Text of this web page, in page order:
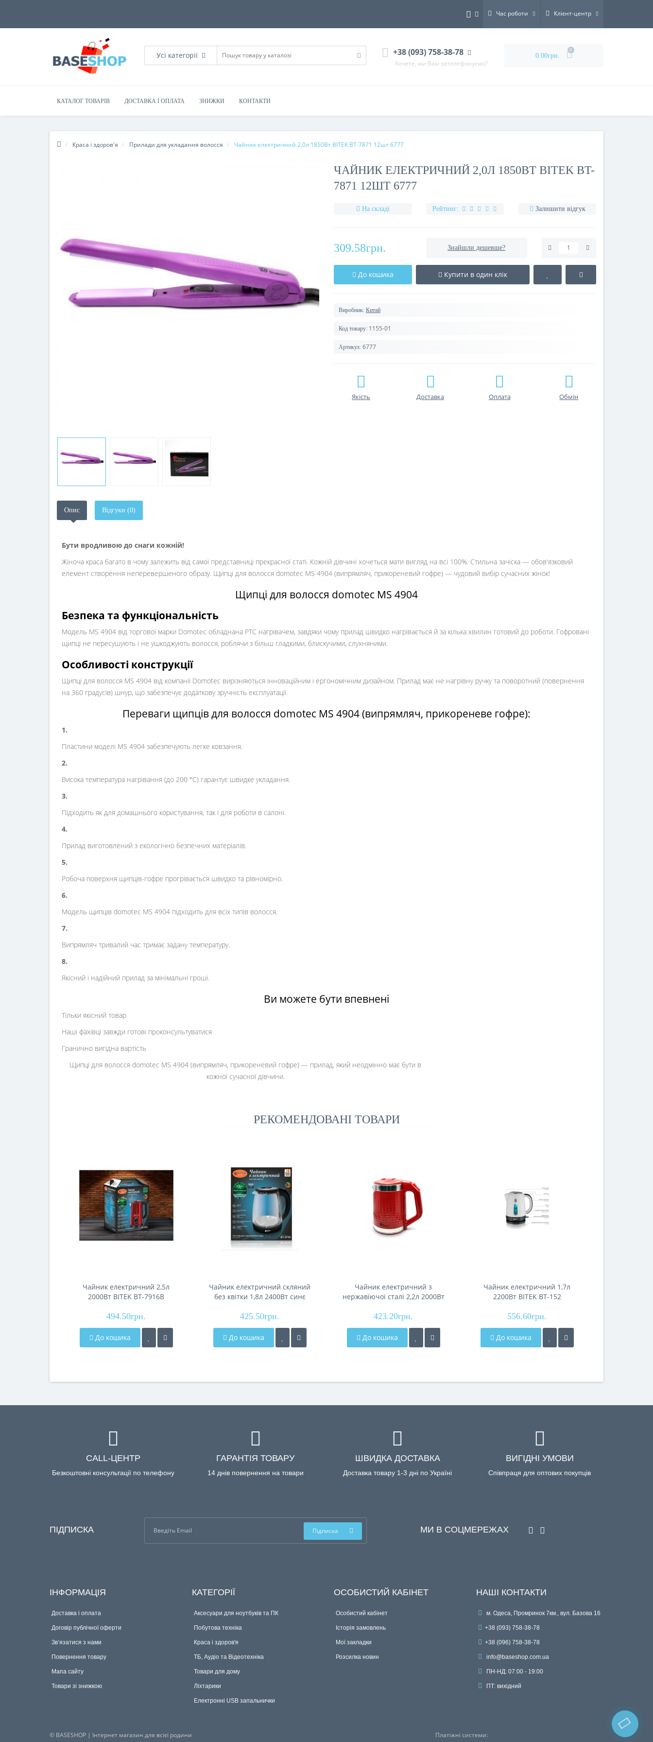
Час роботи Клієнт-центр
Усі категорії +38 (093) 758-38-78
Хочете, ми Вам зателефонуємо?
0.00грн.
0
КАТАЛОГ ТОВАРІВ ДОСТАВКА І ОПЛАТА ЗНИЖКИ КОНТАКТИ
Краса і здоров'я Прилади для укладання волосся Чайник електричний 2,0л 1850Вт BITEK BT-7871 12шт 6777
ЧАЙНИК ЕЛЕКТРИЧНИЙ 2,0Л 1850ВТ BITEK BT-
7871 12ШТ 6777
На складі Рейтинг: Залишити відгук
309.58грн. Знайшли дешевше?
До кошика Купити в один клік
Виробник: Китай
Код товару: 1155-01
Артикул: 6777
Якість Доставка Оплата Обмін
Опис Відгуки (0)
Бути вродливою до снаги кожній!
Жіноча краса багато в чому залежить від самої представниці прекрасної статі. Кожній дівчині хочеться мати вигляд на всі 100%. Стильна зачіска — обов'язковий
елемент створення неперевершеного образу. Щипці для волосся domotec MS 4904 (випрямляч, прикореневий гофре) — чудовий вибір сучасних жінок!
Щипці для волосся domotec MS 4904
Безпека та функціональність
Модель MS 4904 від торгової марки Domotec обладнана PTC нагрівачем, завдяки чому прилад швидко нагрівається й за кілька хвилин готовий до роботи. Гофровані
щипці не пересушують і не ушкоджують волосся, роблячи з більш гладкими, блискучими, слухняними.
Особливості конструкції
Щипці для волосся MS 4904 від компанії Domotec вирізняються інноваційним і ергономічним дизайном. Прилад має не нагрівну ручку та поворотний (повернення
на 360 градусів) шнур, що забезпечує додаткову зручність експлуатації.
Переваги щипців для волосся domotec MS 4904 (випрямляч, прикореневе гофре):
1.
Пластини моделі MS 4904 забезпечують легке ковзання.
2.
Висока температура нагрівання (до 200 °C) гарантує швидке укладання.
3.
Підходить як для домашнього користування, так і для роботи в салоні.
4.
Прилад виготовлений з екологічно безпечних матеріалів.
5.
Робоча поверхня щипців-гофре прогрівається швидко та рівномірно.
6.
Модель щипців domotec MS 4904 підходить для всіх типів волосся.
7.
Випрямляч тривалий час тримає задану температуру.
8.
Якісний і надійний прилад за мінімальні гроші.
Ви можете бути впевнені
Тільки якісний товар
Наші фахівці завжди готові проконсультуватися
Гранично вигідна вартість
Щипці для волосся domotec MS 4904 (випрямляч, прикореневий гофре) — прилад, який неодмінно має бути в
кожної сучасної дівчини.
РЕКОМЕНДОВАНІ ТОВАРИ
Чайник електричний 2,5л
2000Вт BITEK BT-7916B
494.50грн.
До кошика
Чайник електричний скляний
без квітки 1,8л 2400Вт синє
3110
425.50грн.
До кошика
Чайник електричний з
нержавіючої сталі 2,2л 2000Вт
423.20грн.
До кошика
Чайник електричний 1,7л
2200Вт BITEK BT-152
556.60грн.
До кошика
CALL-ЦЕНТР
Безкоштовні консультації по телефону
ГАРАНТІЯ ТОВАРУ
14 днів повернення на товари
ШВИДКА ДОСТАВКА
Доставка товару 1-3 дні по Україні
ВИГІДНІ УМОВИ
Співпраця для оптових покупців
ПІДПИСКА Підписка МИ В СОЦМЕРЕЖАХ
ІНФОРМАЦІЯ
Доставка і оплата
Договір публічної оферти
Зв’язатися з нами
Повернення товару
Мапа сайту
Товари зі знижкою
КАТЕГОРІЇ
Аксесуари для ноутбуків та ПК
Побутова техніка
Краса і здоров'я
ТБ, Аудіо та Відеотехніка
Товари для дому
Ліхтарики
Електронні USB запальнички
ОСОБИСТИЙ КАБІНЕТ
Особистий кабінет
Історія замовлень
Мої закладки
Розсилка новин
НАШІ КОНТАКТИ
м. Одеса, Промринок 7км., вул. Базова 16
+38 (093) 758-38-78
+38 (096) 758-38-78
info@baseshop.com.ua
ПН-НД: 07:00 - 19:00
ПТ: вихідний
© BASESHOP | Інтернет магазин для всієї родини Платіжні системи: